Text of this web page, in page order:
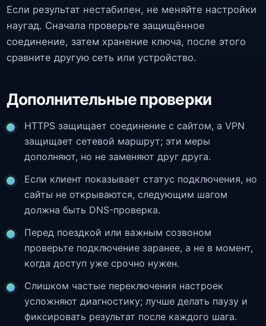
Если результат нестабилен, не меняйте настройки
наугад. Сначала проверьте защищённое
соединение, затем хранение ключа, после этого
сравните другую сеть или устройство.
Дополнительные проверки
HTTPS защищает соединение с сайтом, а VPN
защищает сетевой маршрут; эти меры
дополняют, но не заменяют друг друга.
Если клиент показывает статус подключения, но
сайты не открываются, следующим шагом
должна быть DNS-проверка.
Перед поездкой или важным созвоном
проверьте подключение заранее, а не в момент,
когда доступ уже срочно нужен.
Слишком частые переключения настроек
усложняют диагностику; лучше делать паузу и
фиксировать результат после каждого шага.